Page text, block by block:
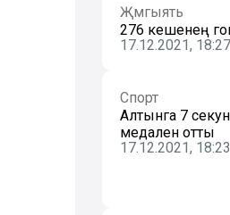
Җәмгыять
276 кешенең
17.12.2021, 18:27
Спорт
Алтынга 7
медален отты
17.12.2021, 18:23